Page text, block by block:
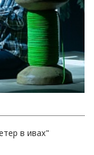
в ивах"